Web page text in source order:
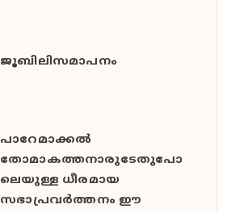
ജൂബിലിസമാപനം
പാറേമാക്കൽ
തോമാകത്തനാരുടേതുപോ
ലെയുള്ള ധീരമായ
സഭാപ്രവർത്തനം ഈ